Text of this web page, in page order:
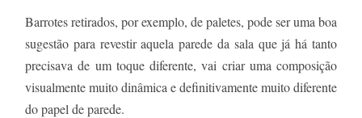
Barrotes retirados, por exemplo, de paletes, pode ser uma boa
sugestão para revestir aquela parede da sala que já há tanto
precisava de um toque diferente, vai criar uma composição
visualmente muito dinâmica e definitivamente muito diferente
do papel de parede.